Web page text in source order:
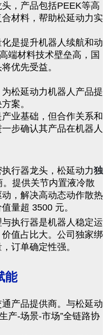
，产品包括PEEK等高
材料，帮助松延动力实
是提升机器人续航和动
端材料技术壁垒高，国
优先受益。
松延动力机器人产品提
案。
业基础，但合作关系和
步确认其产品在机器人
行器龙头，松延动力独
。提供关节内置液冷散
，解决高动态动作散热
量超 3500 元。
执行器是机器人稳定运
值占比大。公司独家绑
订单确定性强。
能
产品提供商。与松延动
产-场景-市场”全链路协